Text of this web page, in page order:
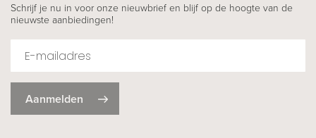
Schrijf je nu in voor onze nieuwbrief en blijf op de hoogte van de
nieuwste aanbiedingen!
Aanmelden